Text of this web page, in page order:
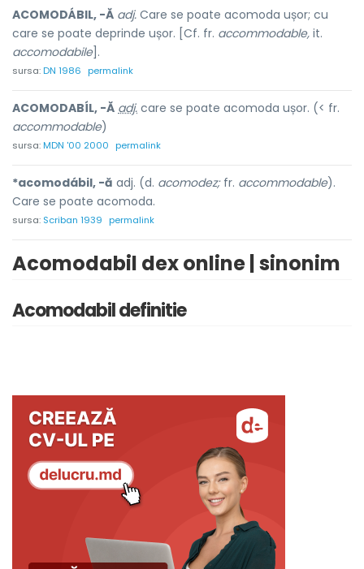
ACOMODÁBIL, -Ă adj. Care se poate acomoda ușor; cu
care se poate deprinde ușor. [Cf. fr. accommodable, it.
accomodabile].
sursa:DN 1986 permalink
ACOMODABÍL, -Ă adj. care se poate acomoda ușor. (< fr.
accommodable)
sursa:MDN '00 2000 permalink
*acomodábil, -ă adj. (d. acomodez;fr. accommodable).
Care se poate acomoda.
sursa: Scriban 1939 permalink
Acomodabil dex online | sinonim
Acomodabil definitie